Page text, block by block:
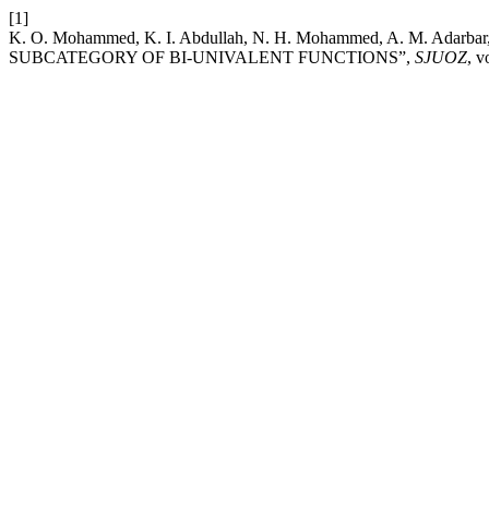
[1]
K. O. Mohammed, K. I. Abdullah, N. H. Mohammed, A. M.
SUBCATEGORY OF BI-UNIVALENT FUNCTIONS”, SJUOZ,